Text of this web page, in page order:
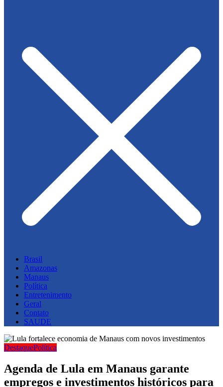
Brasil
Amazonas
Manaus
Política
Entretenimento
Geral
Contato
SAUDE
DestaquePolítica
Agenda de Lula em Manaus garante
empregos e investimentos históricos para